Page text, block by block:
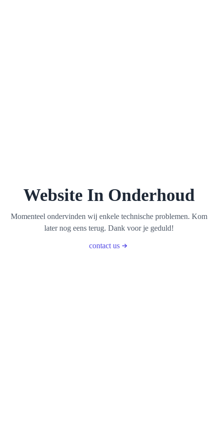
Website In Onderhoud
Momenteel ondervinden wij enkele technische problemen. Kom
later nog eens terug. Dank voor je geduld!
contact us